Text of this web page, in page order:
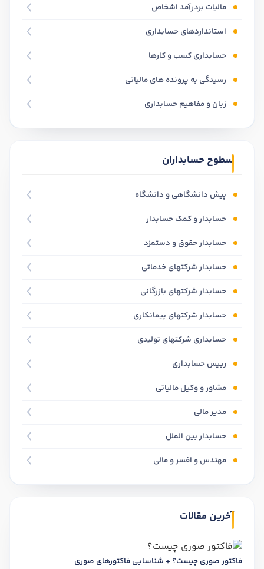
مالیات بردرآمد اشخاص
استانداردهای حسابداری
حسابداری کسب و کارها
رسیدگی به پرونده های مالیاتی
زبان و مفاهیم حسابداری
سطوح حسابداران
پیش دانشگاهی و دانشگاه
حسابدار و کمک حسابدار
حسابدار حقوق و دستمزد
حسابدار شرکتهای خدماتی
حسابدار شرکتهای بازرگانی
حسابدار شرکتهای پیمانکاری
حسابداری شرکتهای تولیدی
رییس حسابداری
مشاور و وکیل مالیاتی
مدیر مالی
حسابدار بین الملل
مهندس و افسر و مالی
آخرین مقالات
فاکتور صوری چیست؟ + شناسایی فاکتورهای صوری